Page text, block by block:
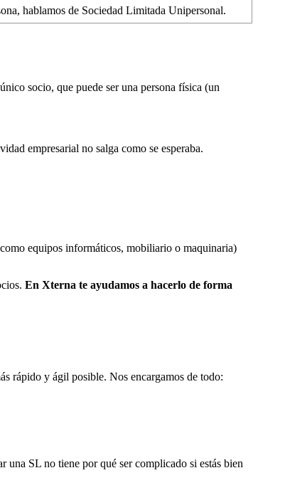
hablamos de Sociedad Limitada Unipersonal.
socio, que puede ser una persona física (un
empresarial no salga como se esperaba.
equipos informáticos, mobiliario o maquinaria)
En Xterna te ayudamos a hacerlo de forma
rápido y ágil posible. Nos encargamos de todo:
una SL no tiene por qué ser complicado si estás bien